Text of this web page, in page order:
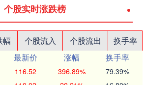
个股实时涨跌榜
幅 个股流入 个股流出
换手率
最新价 涨幅
换手率
116.52 396.89% 79.39%